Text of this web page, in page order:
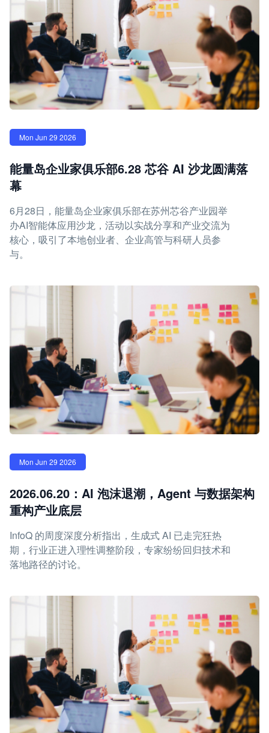
Mon Jun 29 2026
能量岛企业家俱乐部6.28 芯谷 AI 沙龙圆满落
幕
6月28日，能量岛企业家俱乐部在苏州芯谷产业园举
办AI智能体应用沙龙，活动以实战分享和产业交流为
核心，吸引了本地创业者、企业高管与科研人员参
与。
Mon Jun 29 2026
2026.06.20：AI 泡沫退潮，Agent 与数据架构
重构产业底层
InfoQ 的周度深度分析指出，生成式 AI 已走完狂热
期，行业正进入理性调整阶段，专家纷纷回归技术和
落地路径的讨论。